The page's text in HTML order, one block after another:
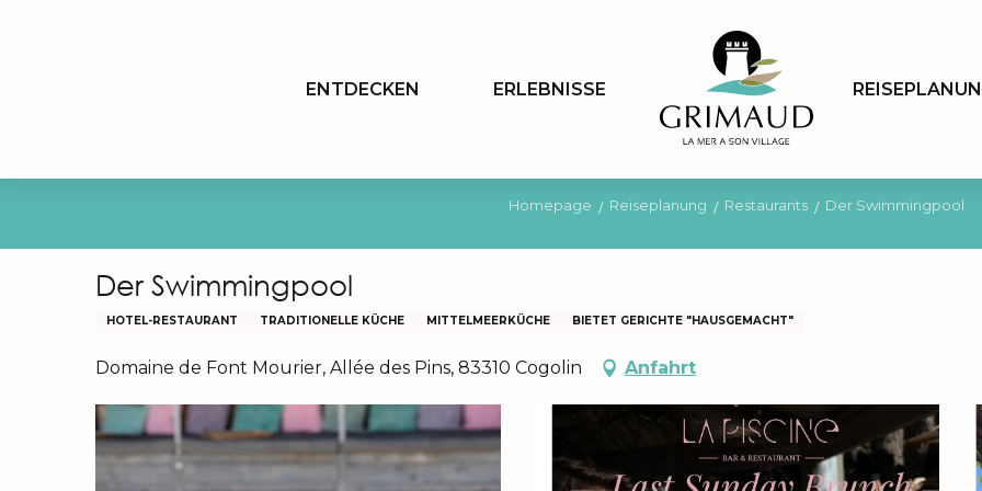
ENTDECKEN ERLEBNISSE
Homepage Reiseplanung Restaurants Der Swimmingpool
Der Swimmingpool
HOTEL-RESTAURANT TRADITIONELLE KÜCHE MITTELMEERKÜCHE BIETET GERICHTE "HAUSGEMACHT"
Domaine de Font Mourier, Allée des Pins, 83310 Cogolin Anfahrt